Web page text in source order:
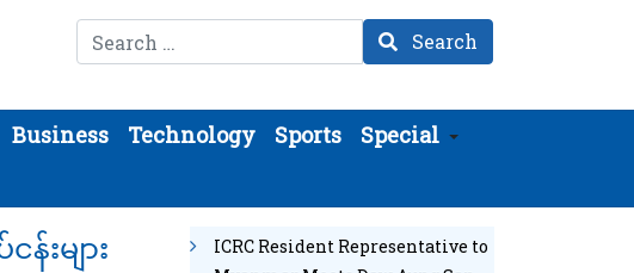
Search Search
Business Technology Sports
Special
းများ
ICRC Resident Representative to